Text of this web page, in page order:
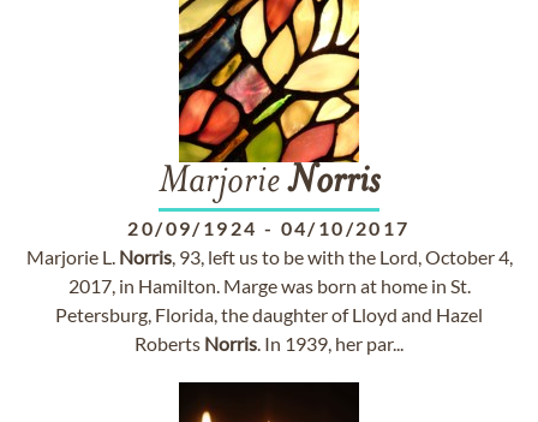
MarjorieNorris
20/09/1924 - 04/10/2017
Marjorie L. Norris, 93, left us to be with the Lord, October 4,
2017, in Hamilton. Marge was born at home in St.
Petersburg, Florida, the daughter of Lloyd and Hazel
Roberts Norris. In 1939, her par...